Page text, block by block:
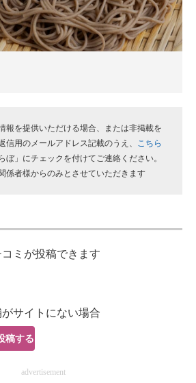
スの未来
選べる
ント
説
ニティ
サイト
サイト
事例
を支援
サイト
報を提供いただける場合、または非掲載を
信用のメールアドレス記載のうえ、
こちら
ぼ」にチェックを付けてご連絡ください。
係者様からのみとさせていただきます
ミが投稿できます
サイトにない場合
稿する
advertisement